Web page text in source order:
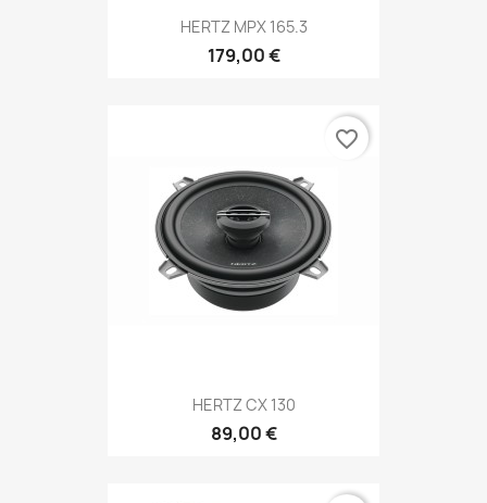
HERTZ MPX 165.3
179,00 €
HERTZ CX 130
89,00 €
favorite_border